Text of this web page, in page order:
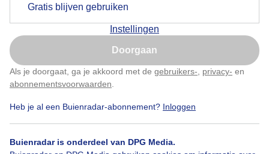
Gratis blijven gebruiken
Instellingen
Doorgaan
Als je doorgaat, ga je akkoord met de gebruikers- privacy- en
abonnementsvoorwaarden
Heb je al een Buienradar-abonnement? Inloggen
Buienradar is onderdeel van DPG Media.
Zomer
Over Buienradar
Bedrijfsgegevens
Nu niet, misschien later
Klik hierom dit aan te passen